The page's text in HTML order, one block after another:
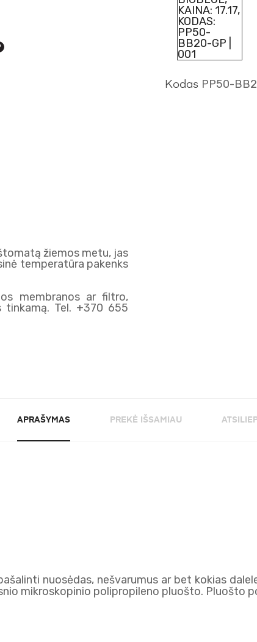
žiemos metu, jas
temperatūra pakenks
membranos ar filtro,
tinkamą. Tel. +370 655
Kodas PP50-
APRAŠYMAS PREKĖ IŠSAMIAU
nuosėdas, nešvarumus ar bet kokias
mikroskopinio polipropileno pluošto. Pluošto